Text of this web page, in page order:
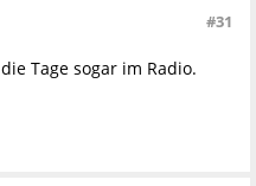
#31
Tage sogar im Radio.